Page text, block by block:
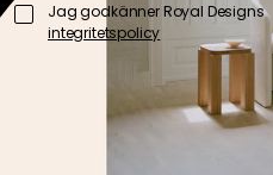
Jag godkänner Royal Designs
integritetspolicy